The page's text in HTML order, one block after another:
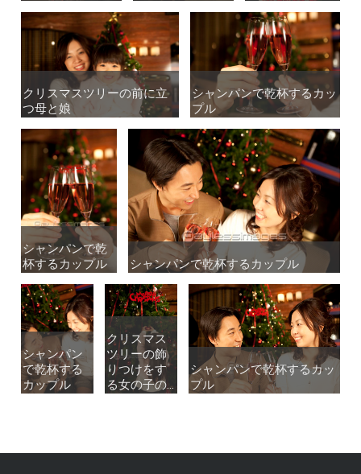
クリスマスツリーの前に立
つ母と娘
クリスマスツリーの前に立
つ母と娘
シャンパンで乾杯するカッ
プル
シャンパンで乾杯するカッ
プル
シャンパンで乾
杯するカップル
シャンパンで乾
杯するカップル
シャンパンで乾杯するカップル
シャンパンで乾杯するカップル
シャンパン
で乾杯する
カップル
シャンパン
で乾杯する
カップル
クリスマス
ツリーの飾
りつけをす
る女の子の...
クリスマス
ツリーの飾
りつけをす
る女の子の...
シャンパンで乾杯するカッ
プル
シャンパンで乾杯するカッ
プル